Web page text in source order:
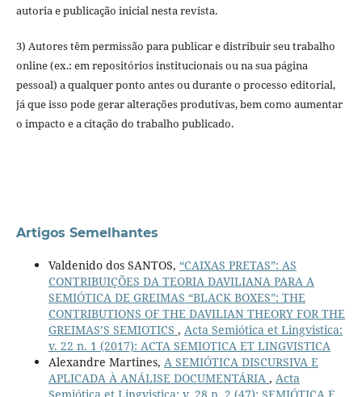
autoria e publicação inicial nesta revista.
3) Autores têm permissão para publicar e distribuir seu trabalho
online (ex.: em repositórios institucionais ou na sua página
pessoal) a qualquer ponto antes ou durante o processo editorial,
já que isso pode gerar alterações produtivas, bem como aumentar
o impacto e a citação do trabalho publicado.
Artigos Semelhantes
Valdenido dos SANTOS, “CAIXAS PRETAS”: AS
CONTRIBUIÇÕES DA TEORIA DAVILIANA PARA A
SEMIÓTICA DE GREIMAS “BLACK BOXES”: THE
CONTRIBUTIONS OF THE DAVILIAN THEORY FOR THE
GREIMAS’S SEMIOTICS , Acta Semiótica et Lingvistica:
v. 22 n. 1 (2017): ACTA SEMIOTICA ET LINGVISTICA
Alexandre Martines, A SEMIÓTICA DISCURSIVA E
APLICADA À ANÁLISE DOCUMENTÁRIA , Acta